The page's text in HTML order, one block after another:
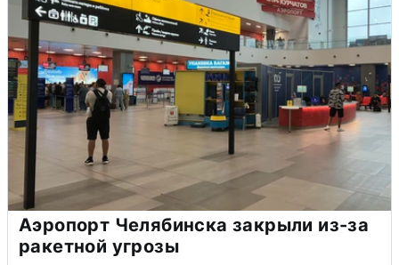
Аэропорт Челябинска закрыли из-за
ракетной угрозы